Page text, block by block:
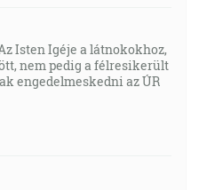
zná svoje určené
i zorav zachovávajú čas
nezná poriadku
Isten Igéje a látnokokhoz,
nem pedig a félresikerült
engedelmeskedni az ÚR